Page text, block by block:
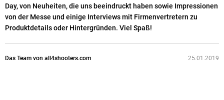
Day, von Neuheiten, die uns beeindruckt haben sowie Impressionen
von der Messe und einige Interviews mit Firmenvertretern zu
Produktdetails oder Hintergründen. Viel Spaß!
Das Team von all4shooters.com 25.01.2019